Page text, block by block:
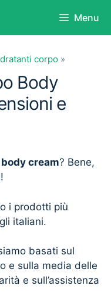
Menu
corpo »
Body
e
cream? Bene,
i prodotti più
italiani.
basati sul
e sulla media delle
e sull’assistenza